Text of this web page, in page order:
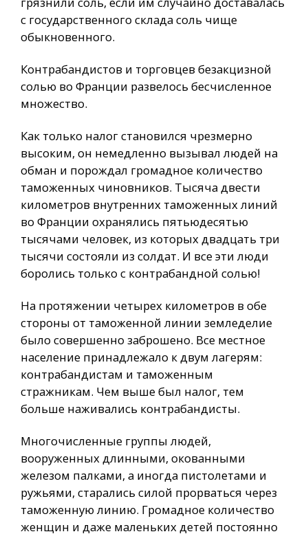
с государственного склада соль чище
обыкновенного.
Контрабандистов и торговцев безакцизной
солью во Франции развелось бесчисленное
множество.
Как только налог становился чрезмерно
высоким, он немедленно вызывал людей на
обман и порождал громадное количество
таможенных чиновников. Тысяча двести
километров внутренних таможенных линий
во Франции охранялись пятьюдесятью
тысячами человек, из которых двадцать три
тысячи состояли из солдат. И все эти люди
боролись только с контрабандной солью!
На протяжении четырех километров в обе
стороны от таможенной линии земледелие
было совершенно заброшено. Все местное
население принадлежало к двум лагерям:
контрабандистам и таможенным
стражникам. Чем выше был налог, тем
больше наживались контрабандисты.
Многочисленные группы людей,
вооруженных длинными, окованными
железом палками, а иногда пистолетами и
ружьями, старались силой прорваться через
таможенную линию. Громадное количество
женщин и даже маленьких детей постоянно